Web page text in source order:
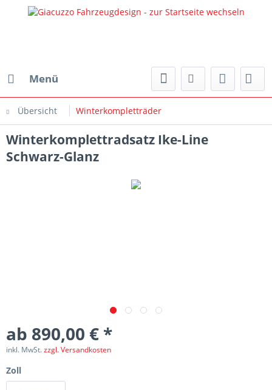
Menü
Übersicht Winterkompletträder
Winterkomplettradsatz Ike-Line
Schwarz-Glanz
ab 890,00 € *
inkl. MwSt.zzgl. Versandkosten
Zoll